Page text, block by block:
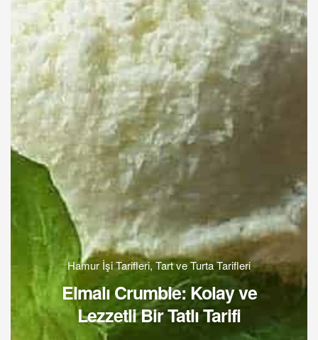
Hamur İşi Tarifleri,Tart ve Turta Tarifleri
Elmalı Crumble: Kolay ve
Lezzetli Bir Tatlı Tarifi